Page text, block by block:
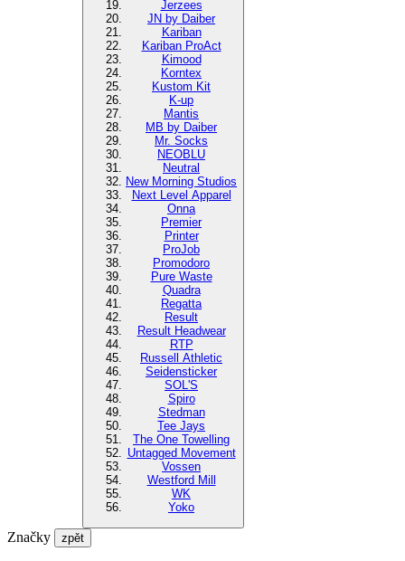
Jerzees
JN by Daiber
Kariban
Kariban ProAct
Kimood
Korntex
Kustom Kit
K-up
Mantis
MB by Daiber
Mr. Socks
NEOBLU
Neutral
New Morning Studios
Next Level Apparel
Onna
Premier
Printer
ProJob
Promodoro
Pure Waste
Quadra
Regatta
Result
Result Headwear
RTP
Russell Athletic
Seidensticker
SOL'S
Spiro
Stedman
Tee Jays
The One Towelling
Untagged Movement
Vossen
Westford Mill
WK
Yoko
Značky zpět